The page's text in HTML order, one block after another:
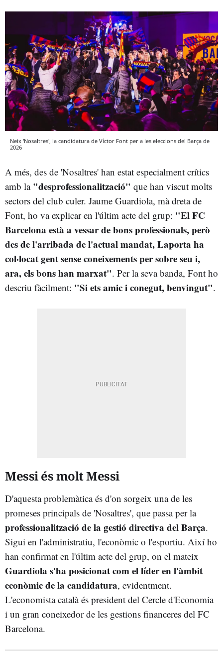
Neix 'Nosaltres', la candidatura de Víctor Font per a les eleccions del Barça de
2026
A més, des de 'Nosaltres' han estat especialment crítics
amb la"desprofessionalització" que han viscut molts
sectors del club culer. Jaume Guardiola, mà dreta de
Font, ho va explicar en l'últim acte del grup: "El FC
Barcelona està a vessar de bons professionals, però
des de l'arribada de l'actual mandat, Laporta ha
col·locat gent sense coneixements per sobre seu i,
ara, els bons han marxat". Per la seva banda, Font ho
descriu fàcilment: "Si ets amic i conegut, benvingut".
Messi és molt Messi
D'aquesta problemàtica és d'on sorgeix una de les
promeses principals de 'Nosaltres', que passa per la
professionalització de la gestió directiva del Barça.
Sigui en l'administratiu, l'econòmic o l'esportiu. Així ho
han confirmat en l'últim acte del grup, on el mateix
Guardiola s'ha posicionat com el líder en l'àmbit
econòmic de la candidatura, evidentment.
L'economista català és president del Cercle d'Economia
i un gran coneixedor de les gestions financeres del FC
Barcelona.